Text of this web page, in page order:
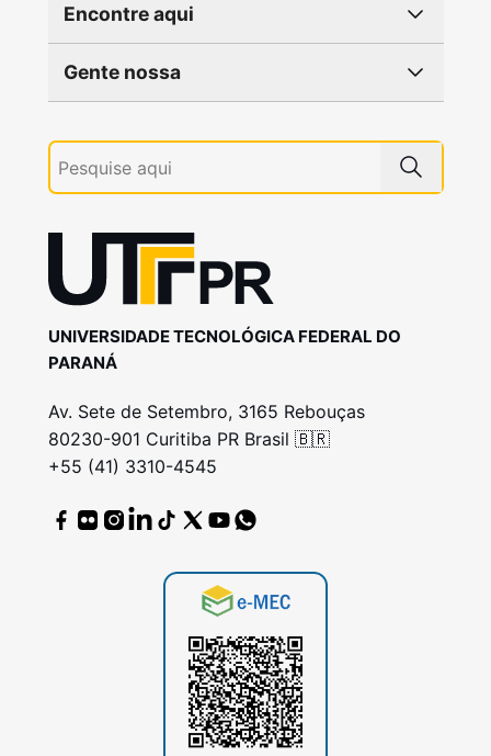
Encontre aqui
Gente nossa
UNIVERSIDADE TECNOLÓGICA FEDERAL DO
PARANÁ
Av. Sete de Setembro, 3165 Rebouças
80230-901 Curitiba PR Brasil 🇧🇷
+55 (41) 3310-4545